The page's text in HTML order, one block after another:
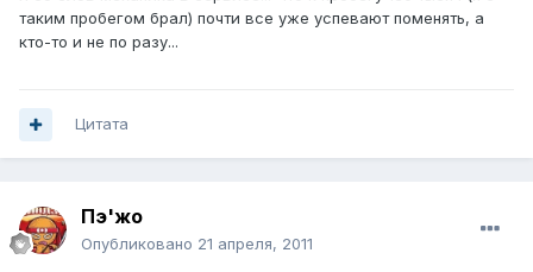
таким пробегом брал) почти все уже успевают поменять, а
кто-то и не по разу...
Цитата
Пэ'жо
Опубликовано 21 апреля, 2011